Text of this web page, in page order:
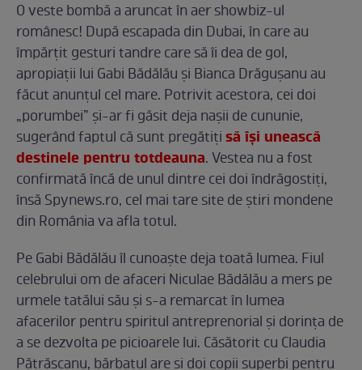
O veste bombă a aruncat în aer showbiz-ul
românesc! După escapada din Dubai, în care au
împărțit gesturi tandre care să îi dea de gol,
apropiații lui Gabi Bădălău și Bianca Drăgușanu au
făcut anunțul cel mare. Potrivit acestora, cei doi
„porumbei” și-ar fi găsit deja nașii de cununie,
sugerând faptul că sunt pregătițisă își unească
destinele pentru totdeauna. Vestea nu a fost
confirmată încă de unul dintre cei doi îndrăgostiți,
însă Spynews.ro, cel mai tare site de știri mondene
din România va afla totul.
Pe Gabi Bădălău îl cunoaște deja toată lumea. Fiul
celebrului om de afaceri Niculae Bădălău a mers pe
urmele tatălui său și s-a remarcat în lumea
afacerilor pentru spiritul antreprenorial și dorința de
a se dezvolta pe picioarele lui. Căsătorit cu Claudia
Pătrășcanu, bărbatul are și doi copii superbi pentru